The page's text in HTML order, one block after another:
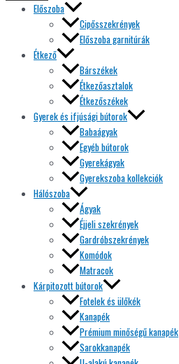
Előszoba
Cipősszekrények
Előszoba garnitúrák
Étkező
Bárszékek
Étkezőasztalok
Étkezőszékek
Gyerek és ifjúsági bútorok
Babaágyak
Egyéb bútorok
Gyerekágyak
Gyerekszoba kollekciók
Hálószoba
Ágyak
Éjjeli szekrények
Gardróbszekrények
Komódok
Matracok
Kárpitozott bútorok
Fotelek és ülőkék
Kanapék
Prémium minőségű kanapék
Sarokkanapék